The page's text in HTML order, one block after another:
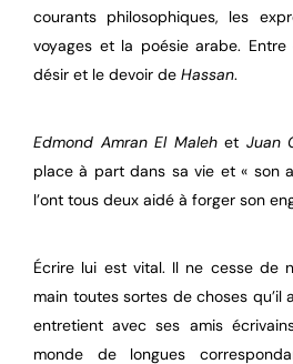
courants philosophiques, les
voyages et la poésie arabe.
désir et le devoir de Hassan.
Edmond Amran El Maleh et Juan
place à part dans sa vie et « son
l’ont tous deux aidé à forger son
Écrire lui est vital. Il ne cesse de
main toutes sortes de choses qu’il
entretient avec ses amis
monde de longues